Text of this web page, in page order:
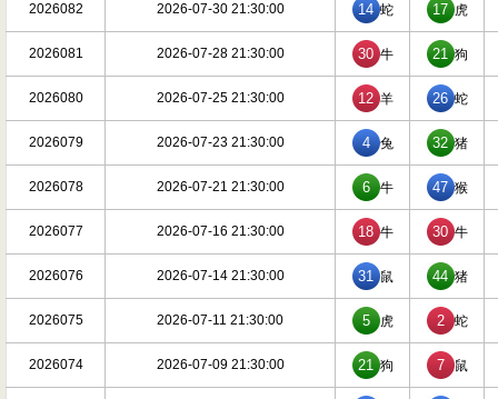
2026082 2026-07-30 21:30:00 14 蛇 17 虎
2026081 2026-07-28 21:30:00 30 牛 21 狗
2026080 2026-07-25 21:30:00 12 羊 26 蛇
2026079 2026-07-23 21:30:00 4 兔 32 猪
2026078 2026-07-21 21:30:00 6 牛 47 猴
2026077 2026-07-16 21:30:00 18 牛 30 牛
2026076 2026-07-14 21:30:00 31 鼠 44 猪
2026075 2026-07-11 21:30:00 5 虎 2 蛇
2026074 2026-07-09 21:30:00 21 狗 7 鼠